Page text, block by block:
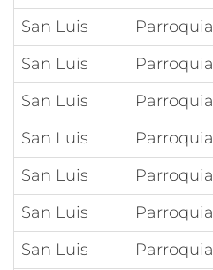
San Luis
Parroquia
San Luis
Parroquia
San Luis
Parroquia
San Luis
Parroquia
San Luis
Parroquia
San Luis
Parroquia
San Luis
Parroquia